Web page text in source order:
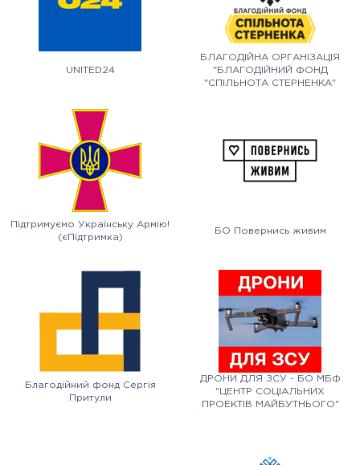
UNITED24
БЛАГОДІЙНА ОРГАНІЗАЦІЯ
"БЛАГОДІЙНИЙ ФОНД
"СПІЛЬНОТА СТЕРНЕНКА"
Підтримуємо Українську Армію!
(єПідтримка)
БО Повернись живим
Благодійний фонд Сергія
Притули
ДРОНИ ДЛЯ ЗСУ - БО МБФ
"ЦЕНТР СОЦІАЛЬНИХ
ПРОЕКТІВ МАЙБУТНЬОГО"